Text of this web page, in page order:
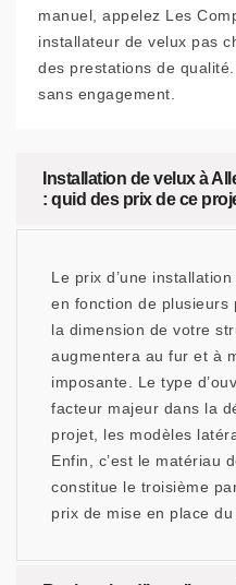
manuel, appelez Les
installateur de velux pas
des prestations de
sans engagement.
Installation de velux à
: quid des prix de ce
Le prix d’une
en fonction de plusieurs
la dimension de votre
augmentera au fur et à
imposante. Le type
facteur majeur dans la
projet, les modèles
Enfin, c’est le matériau
constitue le troisième
prix de mise en place du